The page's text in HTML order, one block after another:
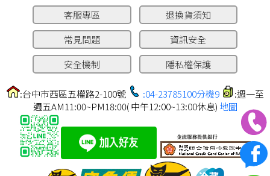
客服專區
退換貨須知
常見問題
資訊安全
安全機制
隱私權保護
:台中市西區五權路2-100號 :04-23785100分機9
:週一至
週五AM11:00~PM18:00( 中午12:00~13:00休息) 地圖